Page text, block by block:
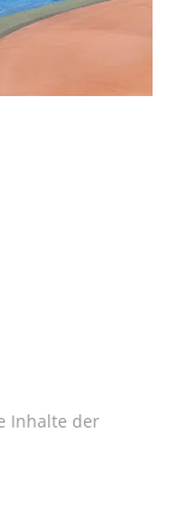
Inhalte der